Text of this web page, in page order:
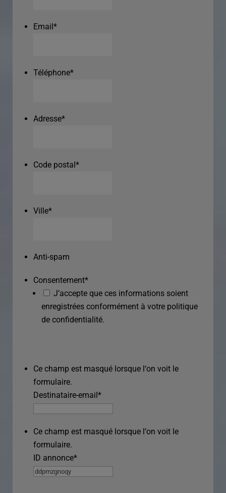
Email*
Téléphone*
Adresse*
Code postal*
Ville*
Anti-spam
Consentement*
J’accepte que ces informations soient
enregistrées conformément à votre politique
de confidentialité.
Ce champ est masqué lorsque l‘on voit le
formulaire.
Destinataire-email*
Ce champ est masqué lorsque l‘on voit le
formulaire.
ID annonce*